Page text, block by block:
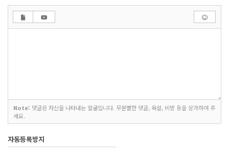
Note: 댓글은 자신을 나타내는 얼굴입니다. 무분별한 댓글, 욕설, 비방 등을 삼가하여 주
세요.
자동등록방지